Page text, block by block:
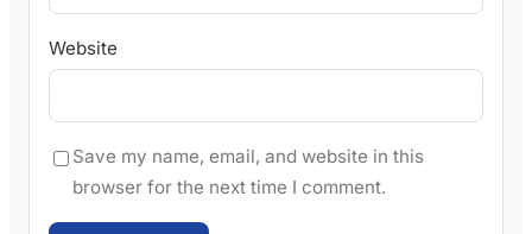
Website
Save my name, email, and website in this
browser for the next time I comment.